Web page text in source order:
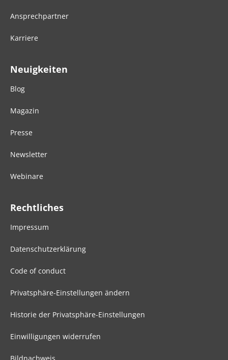
Ansprechpartner
Karriere
Neuigkeiten
Blog
Magazin
Presse
Newsletter
Webinare
Rechtliches
Impressum
Datenschutzerklärung
Code of conduct
Privatsphäre-Einstellungen ändern
Historie der Privatsphäre-Einstellungen
Einwilligungen widerrufen